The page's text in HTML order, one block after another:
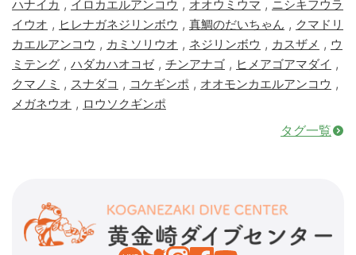
ハナイカ , イロカエルアンコウ , オオウミウマ , ニシキフウラ
イウオ , ヒレナガネジリンボウ , 真鯛のだいちゃん , クマドリ
カエルアンコウ , カミソリウオ , ネジリンボウ , カスザメ , ウ
ミテング , ハダカハオコゼ, チンアナゴ , ヒメアゴアマダイ ,
クマノミ , スナダコ , コケギンポ , オオモンカエルアンコウ ,
メガネウオ , ロウソクギンポ
タグ一覧